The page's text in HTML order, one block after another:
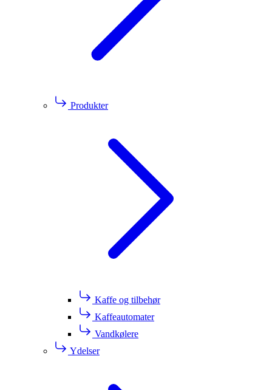
Produkter
Kaffe og tilbehør
Kaffeautomater
Vandkølere
Ydelser